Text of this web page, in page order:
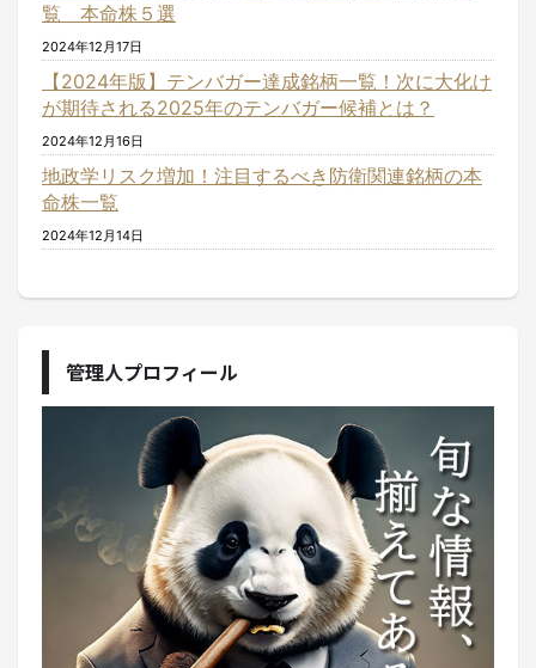
覧 本命株５選
2024年12月17日
【2024年版】テンバガー達成銘柄一覧！次に大化け
が期待される2025年のテンバガー候補とは？
2024年12月16日
地政学リスク増加！注目するべき防衛関連銘柄の本
命株一覧
2024年12月14日
管理人プロフィール